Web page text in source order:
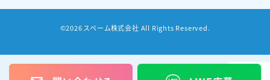
©2026 スペーム株式会社 All Rights Reserved.